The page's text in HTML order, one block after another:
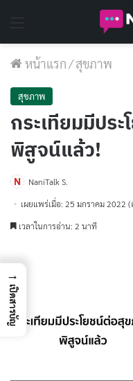
หน้าแรก/สุขภาพ
สุขภาพ
กระเทียมมีปร
พิสูจน์แล้ว!
NaniTalk S.
เผยแพร่เมื่อ: 25 มกราคม 2022 (
เวลาในการอ่าน: 2 นาที
→
เปิดสารบัญ